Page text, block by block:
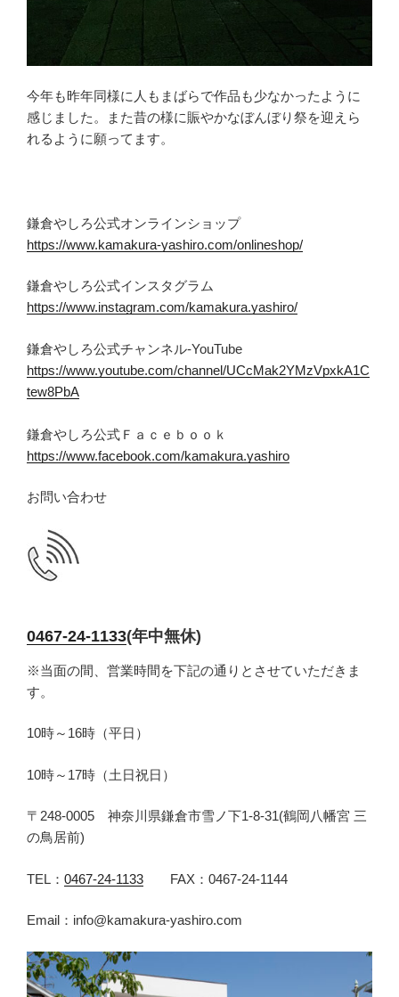
今年も昨年同様に人もまばらで作品も少なかったように
感じました。また昔の様に賑やかなぼんぼり祭を迎えら
れるように願ってます。
鎌倉やしろ公式オンラインショップ
https://www.kamakura-yashiro.com/onlineshop/
鎌倉やしろ公式インスタグラム
https://www.instagram.com/kamakura.yashiro/
鎌倉やしろ公式チャンネル-YouTube
https://www.youtube.com/channel/UCcMak2YMzVpxkA1C
tew8PbA
鎌倉やしろ公式Ｆａｃｅｂｏｏｋ
https://www.facebook.com/kamakura.yashiro
お問い合わせ
0467-24-1133(年中無休)
※当面の間、営業時間を下記の通りとさせていただきま
す。
10時～16時（平日）
10時～17時（土日祝日）
〒248-0005 神奈川県鎌倉市雪ノ下1-8-31(鶴岡八幡宮 三
の鳥居前)
TEL： 0467-24-1133 FAX：0467-24-1144
Email：info@kamakura-yashiro.com